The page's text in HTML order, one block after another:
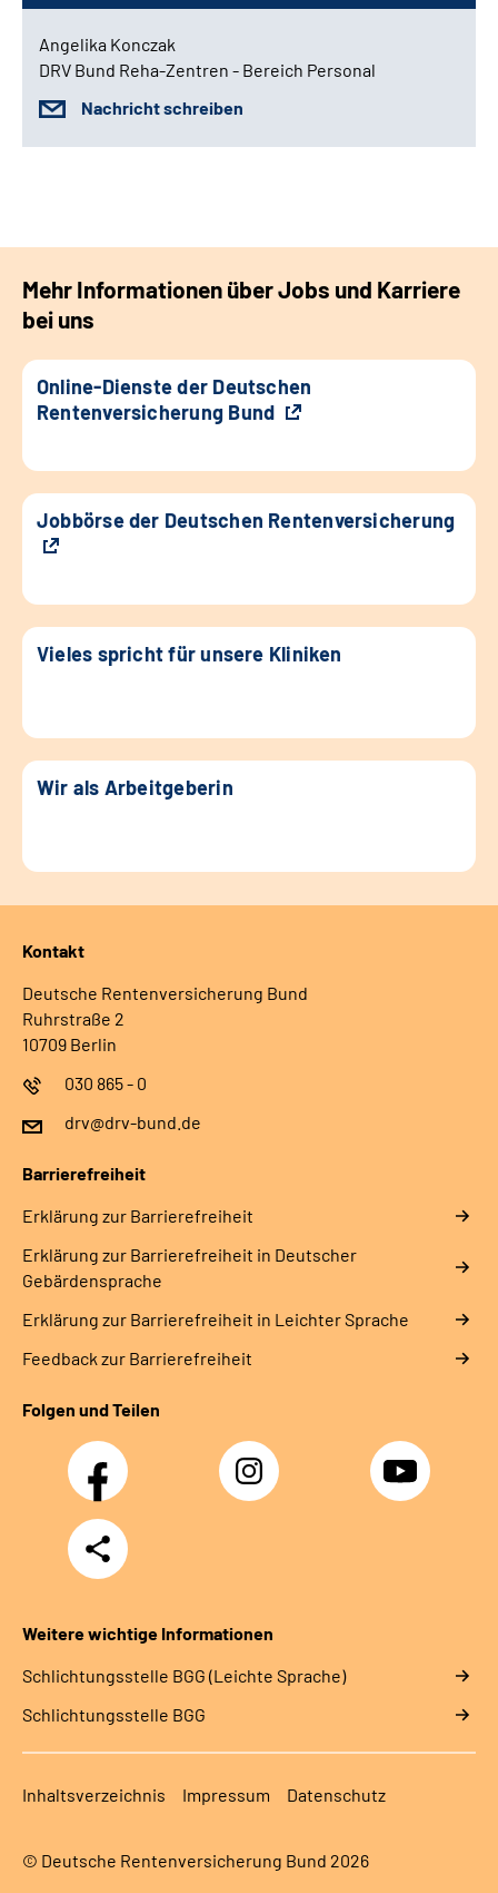
Angelika Konczak
DRV Bund Reha-Zentren - Bereich Personal
Nachricht schreiben
Mehr Informationen über Jobs und Karriere
bei uns
Online-Dienste der Deutschen
Rentenversicherung Bund
Jobbörse der Deutschen Rentenversicherung
Vieles spricht für unsere Kliniken
Wir als Arbeitgeberin
Kontakt
Deutsche Rentenversicherung Bund
Ruhrstraße 2
10709 Berlin
030 865 - 0
drv@drv-bund.de
Barrierefreiheit
Erklärung zur Barrierefreiheit
Erklärung zur Barrierefreiheit in Deutscher
Gebärdensprache
Erklärung zur Barrierefreiheit in Leichter Sprache
Feedback zur Barrierefreiheit
Folgen und Teilen
Facebook Instagram YouTube
Teilen
Weitere wichtige Informationen
Schlich­tungs­stel­le BGG (Leichte Sprache)
Schlich­tungs­stel­le BGG
Inhaltsverzeichnis Impressum Datenschutz
© Deutsche Rentenversicherung Bund 2026